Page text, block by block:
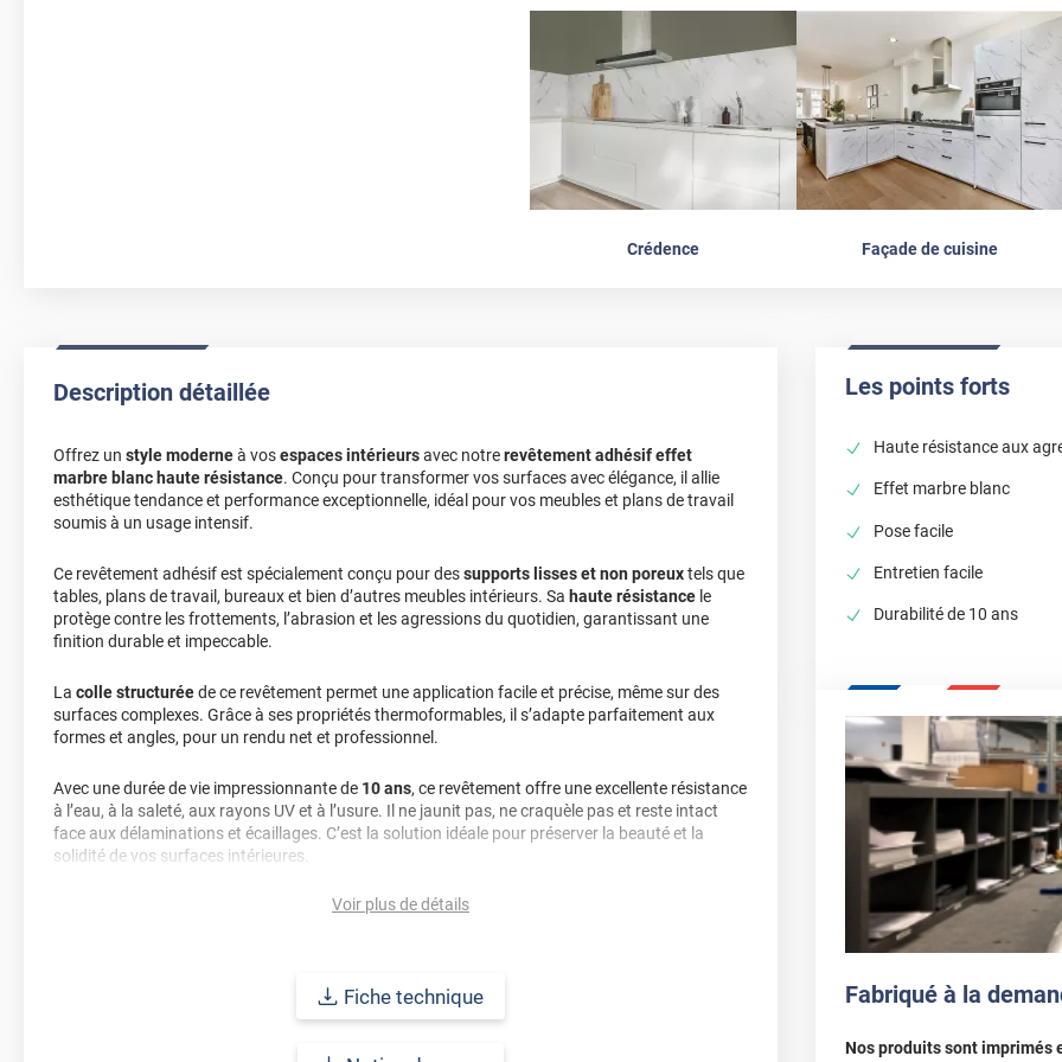
Crédence Façade de cuisine
Description détaillée
Offrez un style moderneà vosespaces intérieursavec notrerevêtement adhésif effet
marbre blanc haute résistance. Conçu pour transformer vos surfaces avec élégance, il allie
esthétique tendance et performance exceptionnelle, idéal pour vos meubles et plans de travail
soumis à un usage intensif.
Ce revêtement adhésif est spécialement conçu pour dessupports lisses et non poreuxtels que
tables, plans de travail, bureaux et bien d’autres meubles intérieurs. Sa haute résistance le
protège contre les frottements, l’abrasion et les agressions du quotidien, garantissant une
finition durable et impeccable.
La colle structuréede ce revêtement permet une application facile et précise, même sur des
surfaces complexes. Grâce à ses propriétés thermoformables, il s’adapte parfaitement aux
formes et angles, pour un rendu net et professionnel.
Avec une durée de vie impressionnante de 10 ans, ce revêtement offre une excellente résistance
à l’eau, à la saleté, aux rayons UV et à l’usure. Il ne jaunit pas, ne craquèle pas et reste intact
face aux délaminations et écaillages. C’est la solution idéale pour préserver la beauté et la
solidité de vos surfaces intérieures.
Gardez votre revêtement toujours impeccable grâce à un entretien facile. Nettoyez-le avec un
(ce qui n'est pas l'équivalent du M1), ce revêtement adhésif garantit une
, tout en respectant les normes de sécurité requises pour un usage intérieur.
Voir plus de détails
Fiche technique
Les points forts
Haute résistance aux
Effet marbre blanc
Pose facile
Entretien facile
Durabilité de 10 ans
Fabriqué à la
Nos produits sont imprimés